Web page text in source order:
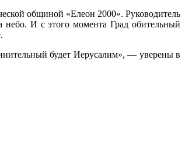
общиной «Елеон 2000». Руководитель
И с этого момента Град обительный
будет Иерусалим», — уверены в